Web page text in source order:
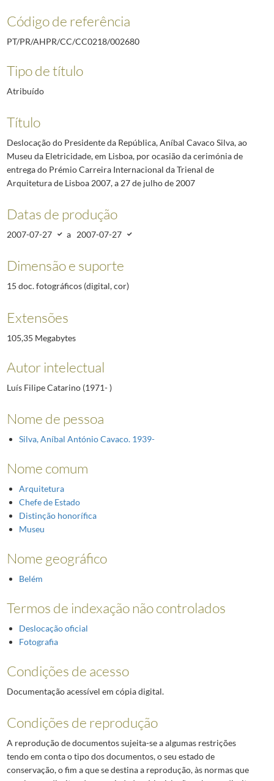
Código de referência
PT/PR/AHPR/CC/CC0218/002680
Tipo de título
Atribuído
Título
Deslocação do Presidente da República, Aníbal Cavaco Silva, ao
Museu da Eletricidade, em Lisboa, por ocasião da cerimónia de
entrega do Prémio Carreira Internacional da Trienal de
Arquitetura de Lisboa 2007, a 27 de julho de 2007
Datas de produção
2007-07-27 a 2007-07-27
Dimensão e suporte
15 doc. fotográficos (digital, cor)
Extensões
105,35 Megabytes
Autor intelectual
Luís Filipe Catarino (1971- )
Nome de pessoa
Silva, Aníbal António Cavaco. 1939-
Nome comum
Arquitetura
Chefe de Estado
Distinção honorífica
Museu
Nome geográfico
Belém
Termos de indexação não controlados
Deslocação oficial
Fotografia
Condições de acesso
Documentação acessível em cópia digital.
Condições de reprodução
A reprodução de documentos sujeita-se a algumas restrições
tendo em conta o tipo dos documentos, o seu estado de
conservação, o fim a que se destina a reprodução, às normas que